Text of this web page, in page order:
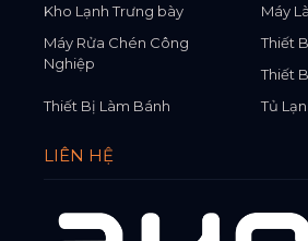
Kho Lạnh Trưng bày
Máy
Máy Rửa Chén Công
Nghiệp
Thiết
Thiết
Thiết Bị Làm Bánh
Tủ
LIÊN HỆ